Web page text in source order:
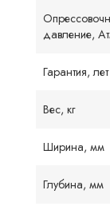
давление,
Гарантия, лет
Вес, кг
Ширина, мм
Глубина, мм